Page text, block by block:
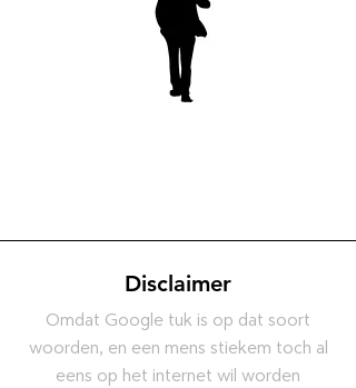
Disclaimer
Omdat Google tuk is op dat soort
woorden, en een mens stiekem toch al
eens op het internet wil worden